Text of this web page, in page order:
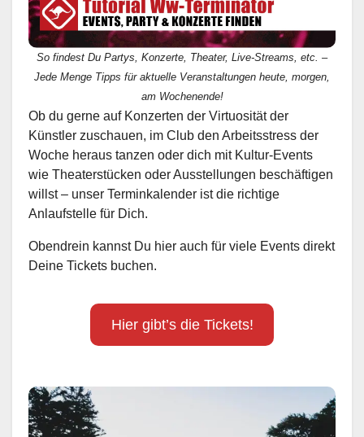
So findest Du Partys, Konzerte, Theater, Live-Streams, etc. –
Jede Menge Tipps für aktuelle Veranstaltungen heute, morgen,
am Wochenende!
Ob du gerne auf Konzerten der Virtuosität der
Künstler zuschauen, im Club den Arbeitsstress der
Woche heraus tanzen oder dich mit Kultur-Events
wie Theaterstücken oder Ausstellungen beschäftigen
willst – unser Terminkalender ist die richtige
Anlaufstelle für Dich.
Obendrein kannst Du hier auch für viele Events direkt
Deine Tickets buchen.
Hier gibt’s die Tickets!